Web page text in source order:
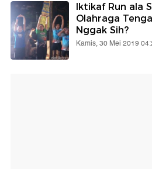
Iktikaf Run ala
Olahraga
Nggak Sih?
Kamis, 30 Mei 2019